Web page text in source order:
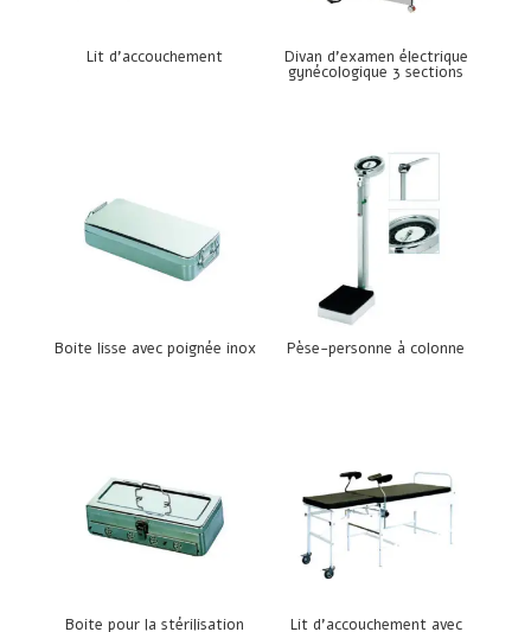
Lit d’accouchement Divan d’examen électrique
gynécologique 3 sections
Boite lisse avec poignée inox Pèse-personne à colonne
Boite pour la stérilisation Lit d’accouchement avec